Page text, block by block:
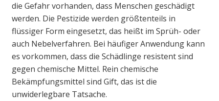
die Gefahr vorhanden, dass Menschen geschädigt
werden. Die Pestizide werden größtenteils in
flüssiger Form eingesetzt, das heißt im Sprüh- oder
auch Nebelverfahren. Bei häufiger Anwendung kann
es vorkommen, dass die Schädlinge resistent sind
gegen chemische Mittel. Rein chemische
Bekämpfungsmittel sind Gift, das ist die
unwiderlegbare Tatsache.